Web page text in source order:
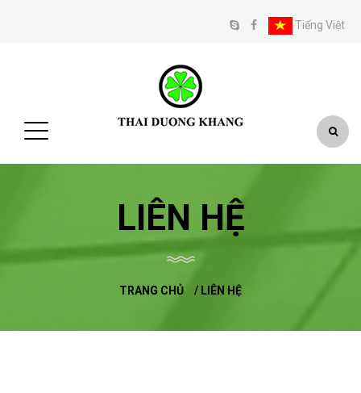
Tiếng Việt
LIÊN HỆ
TRANG CHỦ / LIÊN HỆ